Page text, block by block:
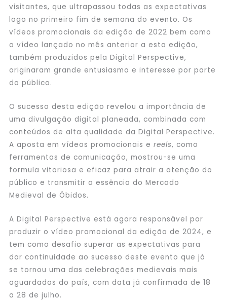
visitantes, que ultrapassou todas as expectativas
logo no primeiro fim de semana do evento. Os
vídeos promocionais da edição de 2022 bem como
o vídeo lançado no mês anterior a esta edição,
também produzidos pela Digital Perspective,
originaram grande entusiasmo e interesse por parte
do público.
O sucesso desta edição revelou a importância de
uma divulgação digital planeada, combinada com
conteúdos de alta qualidade da Digital Perspective.
A aposta em vídeos promocionais e reels, como
ferramentas de comunicação, mostrou-se uma
formula vitoriosa e eficaz para atrair a atenção do
público e transmitir a essência do Mercado
Medieval de Óbidos.
A Digital Perspective está agora responsável por
produzir o vídeo promocional da edição de 2024, e
tem como desafio superar as expectativas para
dar continuidade ao sucesso deste evento que já
se tornou uma das celebrações medievais mais
aguardadas do país, com data já confirmada de 18
a 28 de julho.